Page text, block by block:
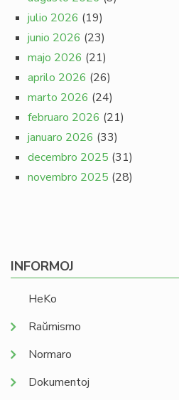
julio 2026 (19)
junio 2026 (23)
majo 2026 (21)
aprilo 2026 (26)
marto 2026 (24)
februaro 2026 (21)
januaro 2026 (33)
decembro 2025 (31)
novembro 2025 (28)
INFORMOJ
HeKo
Raŭmismo
Normaro
Dokumentoj